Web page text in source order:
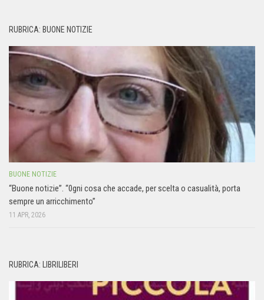
RUBRICA: BUONE NOTIZIE
BUONE NOTIZIE
“Buone notizie”. “0gni cosa che accade, per scelta o casualità, porta
sempre un arricchimento”
11 APR, 2026
RUBRICA: LIBRILIBERI